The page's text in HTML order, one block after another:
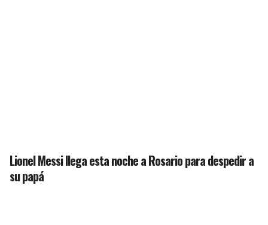
Lionel Messi llega esta noche a Rosario para despedir a
su papá